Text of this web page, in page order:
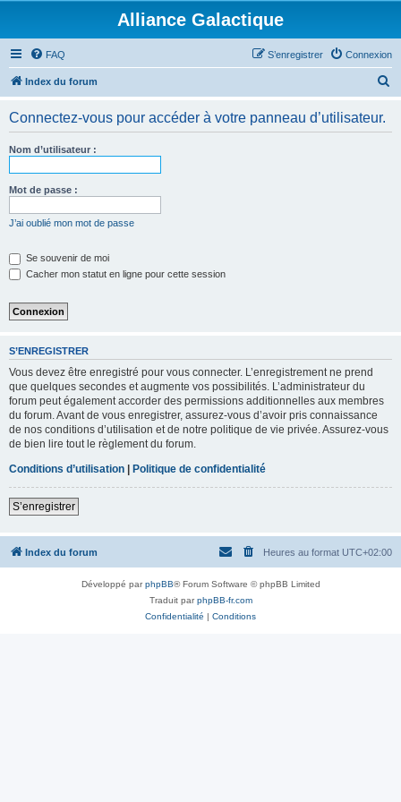
Alliance Galactique
FAQ Connexion
S’enregistrer
Index du forum
Connectez-vous pour accéder à votre panneau d’utilisateur.
Nom d’utilisateur :
Mot de passe :
J’ai oublié mon mot de passe
Se souvenir de moi
Cacher mon statut en ligne pour cette session
S’ENREGISTRER
Vous devez être enregistré pour vous connecter. L’enregistrement ne prend
que quelques secondes et augmente vos possibilités. L’administrateur du
forum peut également accorder des permissions additionnelles aux membres
du forum. Avant de vous enregistrer, assurez-vous d’avoir pris connaissance
de nos conditions d’utilisation et de notre politique de vie privée. Assurez-vous
de bien lire tout le règlement du forum.
Conditions d’utilisation | Politique de confidentialité
S’enregistrer
Index du forum Heures au format UTC+02:00
Développé parphpBB® Forum Software © phpBB Limited
Traduit parphpBB-fr.com
Confidentialité | Conditions